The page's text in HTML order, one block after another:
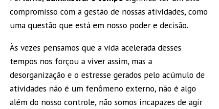
compromisso com a gestão de nossas atividades, como
uma questão que está em nosso poder e decisão.
Às vezes pensamos que a vida acelerada desses
tempos nos forçou a viver assim, mas a
desorganização e o estresse gerados pelo acúmulo de
atividades não é um fenômeno externo, não é algo
além do nosso controle, não somos incapazes de agir